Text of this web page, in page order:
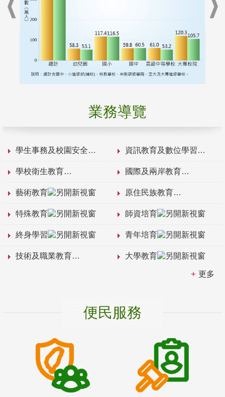
業務導覽
學生事務及校園安全 資訊教育及數位學習
學校衛生教育 國際及兩岸教育
藝術教育 原住民族教育
特殊教育 師資培育
終身學習 青年培育
技術及職業教育 大學教育
更多
便民服務